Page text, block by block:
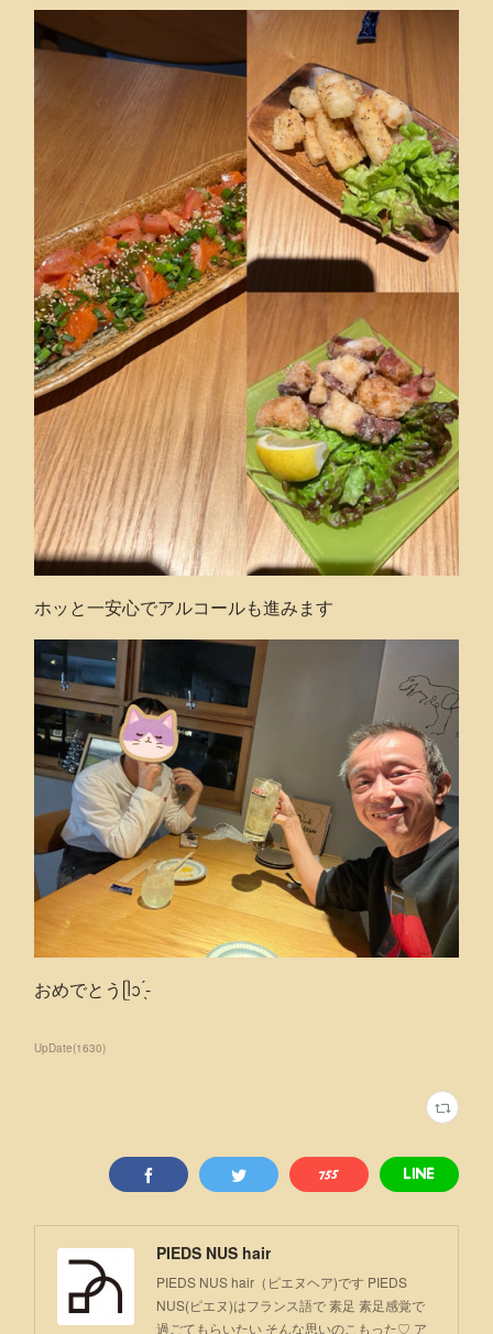
ホッと一安心でアルコールも進みます
おめでとうᥫᩣ ̖́-
UpDate(1630)
PIEDS NUS hair
PIEDS NUS hair（ピエヌヘア)です PIEDS
NUS(ピエヌ)はフランス語で 素足 素足感覚で
過ごてもらいたい そんな思いのこもった♡ ア